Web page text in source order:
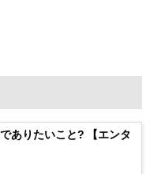
ありたいこと? 【エンタ